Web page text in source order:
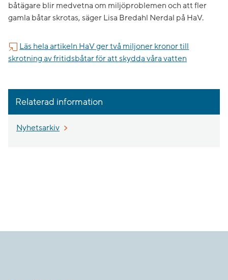
båtägare blir medvetna om miljöproblemen och att fler
gamla båtar skrotas, säger Lisa Bredahl Nerdal på HaV.
Läs hela artikeln HaV ger två miljoner kronor till
skrotning av fritidsbåtar för att skydda våra vatten
Relaterad information
Nyhetsarkiv